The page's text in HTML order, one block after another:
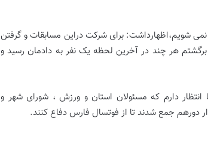
نمی شویم،اظهارداشت: برای شرکت دراین مسابقات و گرفتن
هر چند در آخرین لحظه یک نفر به دادمان رسید و
دارم که مسئولان استان و ورزش ، شورای شهر و